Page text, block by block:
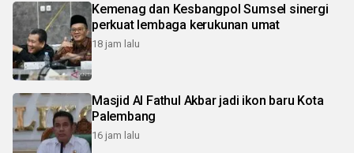
Kemenag dan Kesbangpol Sumsel sinergi
perkuat lembaga kerukunan umat
18 jam lalu
Masjid Al Fathul Akbar jadi ikon baru Kota
Palembang
16 jam lalu